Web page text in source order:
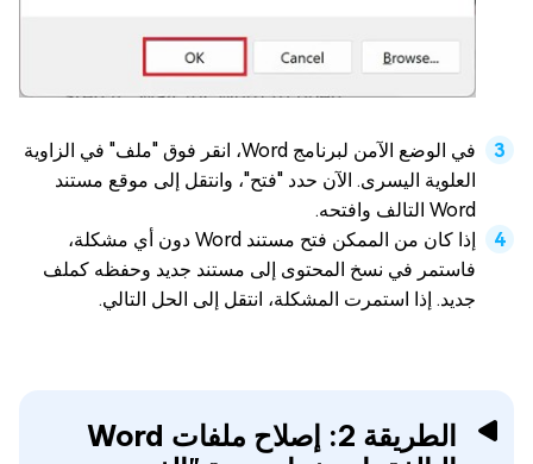
في الوضع الآمن لبرنامج Word، انقر فوق "ملف" في الزاوية
العلوية اليسرى. الآن حدد "فتح"، وانتقل إلى موقع مستند
Word التالف وافتحه.
إذا كان من الممكن فتح مستند Word دون أي مشكلة،
فاستمر في نسخ المحتوى إلى مستند جديد وحفظه كملف
جديد. إذا استمرت المشكلة، انتقل إلى الحل التالي.
الطريقة 2: إصلاح ملفات Word